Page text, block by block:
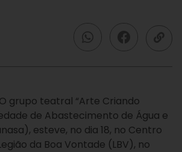
grupo teatral “Arte Criando
de Abastecimento de Água e
esteve, no dia 18, no Centro
da Boa Vontade (LBV), no